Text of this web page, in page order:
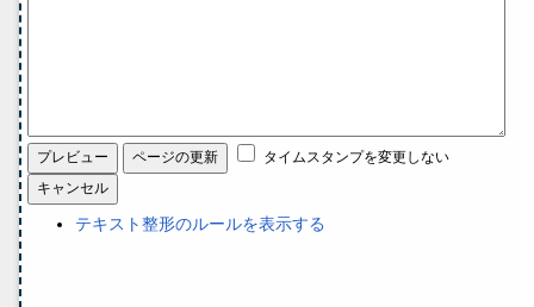
タイムスタンプを変更しない
テキスト整形のルールを表示する